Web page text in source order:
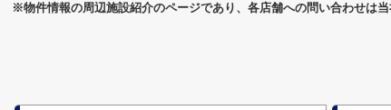
※物件情報の周辺施設紹介のページであり、各店舗への問い合わせは当